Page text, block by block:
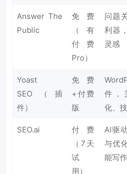
Answer The
Public
免费
（有
付费
Pro）
问题
利器
灵感
Yoast
SEO（插
件）
免费
+付费
版
件，
化、
SEO.ai
付费
（7天
试
用）
AI驱
与优
能写作